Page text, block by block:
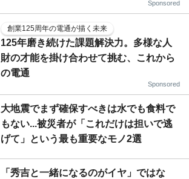
Sponsored
創業125周年の電通が描く未来
125年磨き続けた課題解決力。多様な人
財の才能を掛け合わせて挑む、これから
の電通
Sponsored
大地震でまず確保すべきは水でも食料で
もない...被災者が「これだけは担いで逃
げて」という最も重要なモノ2選
「秀吉と一緒になるのがイヤ」ではな